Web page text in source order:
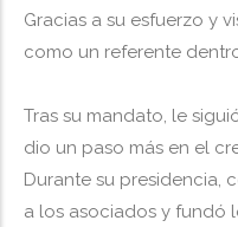
Gracias a su esfuerzo y
como un referente
Tras su mandato, le
dio un paso más en el
Durante su presidencia,
a los asociados y fundó